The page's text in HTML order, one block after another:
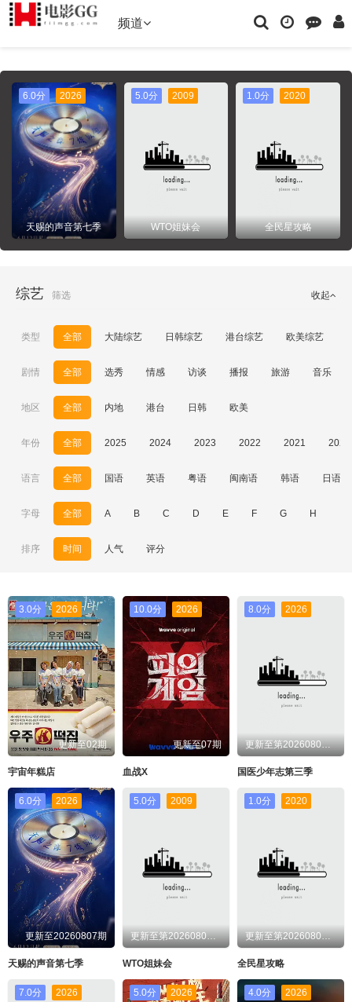
频道
七季
5.0分 2009
WTO姐妹会
1.0分
全民星攻略
7.0分
一路向海的
收起
综艺 筛选
类型 全部 大陆综艺 日韩综艺 港台综艺 欧美综艺
剧情 全部 选秀 情感 访谈 播报 旅游 音乐
地区 全部 内地 港台 日韩 欧美
年份 全部 2025 2024 2023 2022 2021 2020
语言 全部 国语 英语 粤语 闽南语 韩语 日语
字母 全部 A B C D E F G H
排序 时间 人气 评分
3.0分 2026
更新至02期
宇宙年糕店
10.0分 2026
更新至07期
血战X
8.0分 2026
更新至第20260807期
国医少年志第三季
6.0分 2026
更新至20260807期
天赐的声音第七季
5.0分 2009
更新至第20260806期
WTO姐妹会
1.0分 2020
更新至第20260806期
全民星攻略
7.0分 2026 5.0分 2026 4.0分 2026